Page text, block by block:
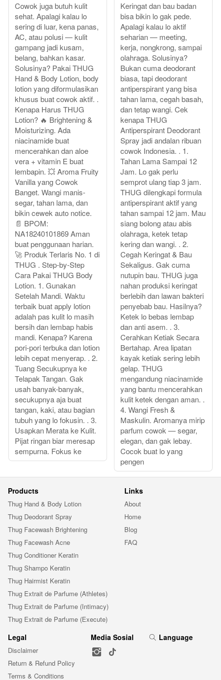
Cowok juga butuh kulit
sehat. Apalagi kalau lo
sering di luar, kena panas,
AC, atau polusi — kulit
gampang jadi kusam,
belang, bahkan kasar.
Solusinya? Pakai THUG
Hand & Body Lotion, body
lotion yang diformulasikan
khusus buat cowok aktif. .
Kenapa Harus THUG
Lotion? 🔥 Brightening &
Moisturizing. Ada
niacinamide buat
mencerahkan dan aloe
vera + vitamin E buat
lembapin. 💥 Aroma Fruity
Vanilla yang Cowok
Banget. Wangi manis-
segar, tahan lama, dan
bikin cewek auto notice.
📄 BPOM:
NA18240101869 Aman
buat penggunaan harian.
🚀 Produk Terlaris No. 1 di
THUG . Step-by-Step
Cara Pakai THUG Body
Lotion. 1. Gunakan
Setelah Mandi. Waktu
terbaik buat apply lotion
adalah pas kulit lo masih
bersih dan lembap habis
mandi. Kenapa? Karena
pori-pori terbuka dan lotion
lebih cepat menyerap. . 2.
Tuang Secukupnya ke
Telapak Tangan. Gak
usah banyak-banyak,
secukupnya aja buat
tangan, kaki, atau bagian
tubuh yang lo fokusin. . 3.
Usapkan Merata ke Kulit.
Pijat ringan biar meresap
sempurna. Fokus ke
Keringat dan bau badan
bisa bikin lo gak pede.
Apalagi kalau lo aktif
seharian — meeting,
kerja, nongkrong, sampai
olahraga. Solusinya?
Bukan cuma deodorant
biasa, tapi deodorant
antiperspirant yang bisa
tahan lama, cegah basah,
dan tetap wangi. Cek
kenapa THUG
Antiperspirant Deodorant
Spray jadi andalan ribuan
cowok Indonesia. . 1.
Tahan Lama Sampai 12
Jam. Lo gak perlu
semprot ulang tiap 3 jam.
THUG dilengkapi formula
antiperspirant aktif yang
tahan sampai 12 jam. Mau
siang bolong atau abis
olahraga, ketek tetap
kering dan wangi. . 2.
Cegah Keringat & Bau
Sekaligus. Gak cuma
nutupin bau. THUG juga
nahan produksi keringat
berlebih dan lawan bakteri
penyebab bau. Hasilnya?
Ketek lo bebas lembap
dan anti asem. . 3.
Cerahkan Ketiak Secara
Bertahap. Area lipatan
kayak ketiak sering lebih
gelap. THUG
mengandung niacinamide
yang bantu mencerahkan
kulit ketek dengan aman. .
4. Wangi Fresh &
Maskulin. Aromanya mirip
parfum cowok — segar,
elegan, dan gak lebay.
Cocok buat lo yang
pengen
Products
Thug Hand & Body Lotion
Thug Deodorant Spray
Thug Facewash Brightening
Thug Facewash Acne
Thug Conditioner Keratin
Thug Shampo Keratin
Thug Hairmist Keratin
Thug Extrait de Parfume (Athletes)
Thug Extrait de Parfume (Intimacy)
Thug Extrait de Parfume (Execute)
Links
About
Home
Blog
FAQ
Legal
Disclaimer
Return & Refund Policy
Terms & Conditions
Media Sosial Language